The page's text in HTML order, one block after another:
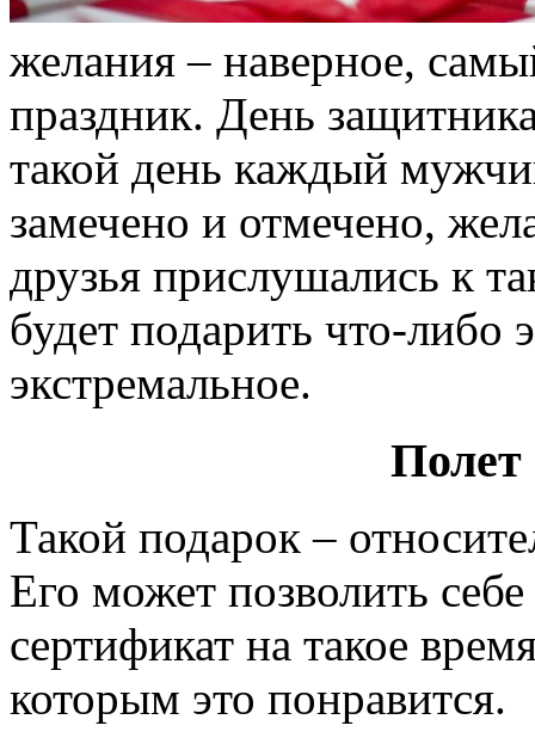
желания – наверное,
праздник. День
такой день каждый
замечено и отмечено,
друзья прислушались к
будет подарить что-либо
экстремальное.
Полет
Такой подарок –
Его может позволить
сертификат на такое
которым это понравится.